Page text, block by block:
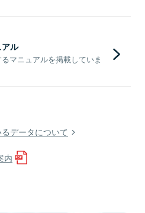
ル
マニュアルを掲載していま
データについて
内